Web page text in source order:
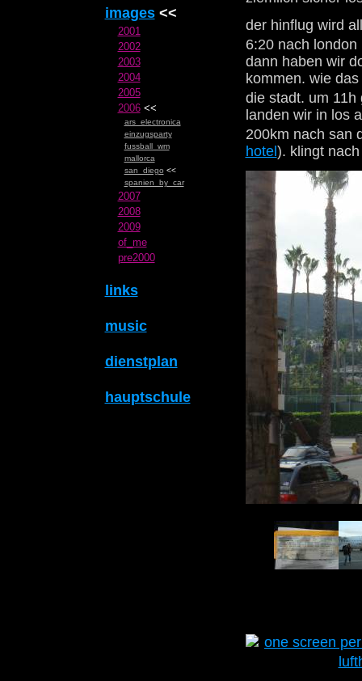
images<<
2001
2002
2003
2004
2005
2006<<
ars_electronica
einzugsparty
fussball_wm
mallorca
san_diego <<
spanien_by_car
2007
2008
2009
of_me
pre2000
links
music
dienstplan
hauptschule
der hinflug wird
6:20 nach
dann haben wir
kommen. wie
die stadt. um
landen wir in los
200km nach san
hotel). klingt